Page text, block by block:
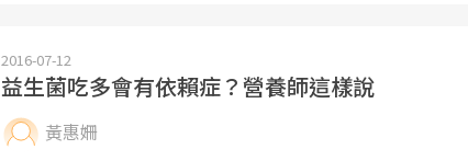
2016-07-12
益生菌吃多會有依賴症？營養師這樣說
黃惠姍